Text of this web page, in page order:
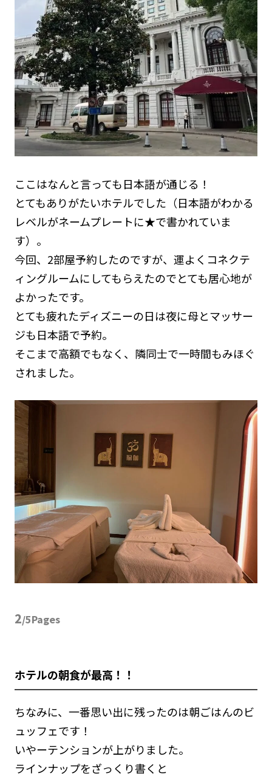
ここはなんと言っても日本語が通じる！
とてもありがたいホテルでした（日本語がわかる
レベルがネームプレートに★で書かれていま
す）。
今回、2部屋予約したのですが、運よくコネクテ
ィングルームにしてもらえたのでとても居心地が
よかったです。
とても疲れたディズニーの日は夜に母とマッサー
ジも日本語で予約。
そこまで高額でもなく、隣同士で一時間もみほぐ
されました。
2/5Pages
ホテルの朝食が最高！！
ちなみに、一番思い出に残ったのは朝ごはんのビ
ュッフェです！
いやーテンションが上がりました。
ラインナップをざっくり書くと